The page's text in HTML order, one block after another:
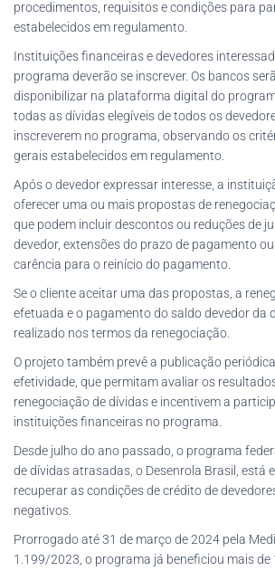
procedimentos, requisitos e condições para
estabelecidos em regulamento.
Instituições financeiras e devedores
programa deverão se inscrever. Os bancos
disponibilizar na plataforma digital do
todas as dívidas elegíveis de todos os
inscreverem no programa, observando os
gerais estabelecidos em regulamento.
Após o devedor expressar interesse, a
oferecer uma ou mais propostas de
que podem incluir descontos ou reduções de
devedor, extensões do prazo de pagamento
carência para o reinício do pagamento.
Se o cliente aceitar uma das propostas, a
efetuada e o pagamento do saldo devedor da
realizado nos termos da renegociação.
O projeto também prevê a publicação
efetividade, que permitam avaliar os
renegociação de dívidas e incentivem a
instituições financeiras no programa.
Desde julho do ano passado, o programa
de dívidas atrasadas, o Desenrola Brasil, está
recuperar as condições de crédito de
negativos.
Prorrogado até 31 de março de 2024 pela
1.199/2023, o programa já beneficiou mais de